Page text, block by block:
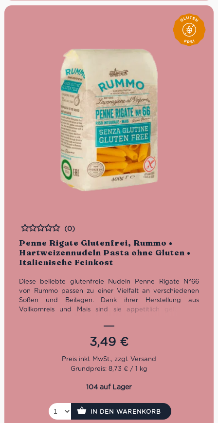
Penne Rigate Glutenfrei, Rummo •
Hartweizennudeln Pasta ohne Gluten •
Italienische Feinkost
Bewertet
(0)
Diese beliebte glutenfreie Nudeln Penne Rigate N°66
von Rummo passen zu einer Vielfalt an verschiedenen
Soßen und Beilagen. Dank ihrer Herstellung aus
Vollkornreis und Maissind sie appetitlich gelb
Pasta-Liebhaber, die auf Gluten verzichten müssen oder
Kochzeit: 12 Minuten
3,49 €
Grundpreis: 8,73 € / 1 kg
104 auf Lager
IN DEN WARENKORB